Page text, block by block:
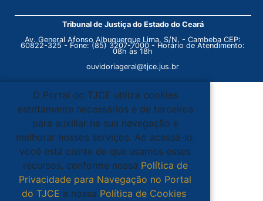
Tribunal de Justiça do Estado do Ceará
Av. General Afonso Albuquerque Lima, S/N. - Cambeba CEP:
60822-325 - Fone: (85) 3207-7000 - Horário de Atendimento:
08h às 18h
ouvidoriageral@tjce.jus.br
O Portal do TJCE utiliza cookies
estritamente necessários e de terceiros
para auxiliar na sua navegação e
melhorar nossos serviços. Ao acessá-lo,
você está ciente de que usamos esses
recursos, conforme nossa Política de
Privacidade para Navegação no Portal
do TJCE e nossa Política de Cookies.